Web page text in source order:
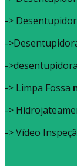
->
-
-
-> Limpa Fossa
->
-> Vídeo